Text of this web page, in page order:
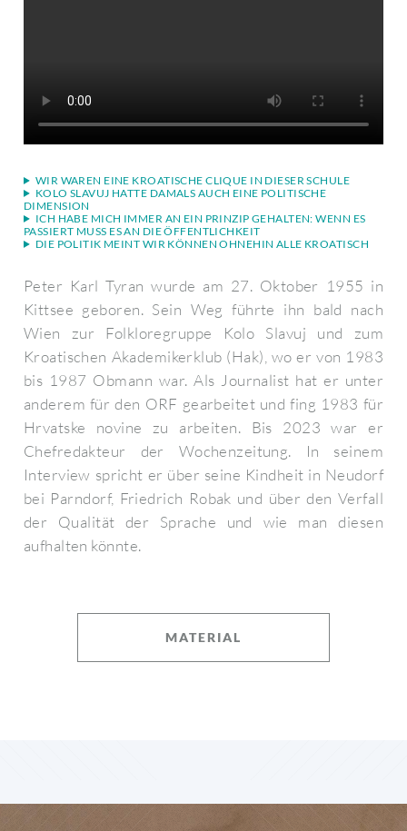
WIR WAREN EINE KROATISCHE CLIQUE IN DIESER SCHULE
KOLO SLAVUJ HATTE DAMALS AUCH EINE POLITISCHE
DIMENSION
ICH HABE MICH IMMER AN EIN PRINZIP GEHALTEN: WENN ES
PASSIERT MUSS ES AN DIE ÖFFENTLICHKEIT
DIE POLITIK MEINT WIR KÖNNEN OHNEHIN ALLE KROATISCH
Peter Karl Tyran wurde am 27. Oktober 1955 in
Kittsee geboren. Sein Weg führte ihn bald nach
Wien zur Folkloregruppe Kolo Slavuj und zum
Kroatischen Akademikerklub (Hak), wo er von 1983
bis 1987 Obmann war. Als Journalist hat er unter
anderem für den ORF gearbeitet und fing 1983 für
Hrvatske novine zu arbeiten. Bis 2023 war er
Chefredakteur der Wochenzeitung. In seinem
Interview spricht er über seine Kindheit in Neudorf
bei Parndorf, Friedrich Robak und über den Verfall
der Qualität der Sprache und wie man diesen
aufhalten könnte.
MATERIAL